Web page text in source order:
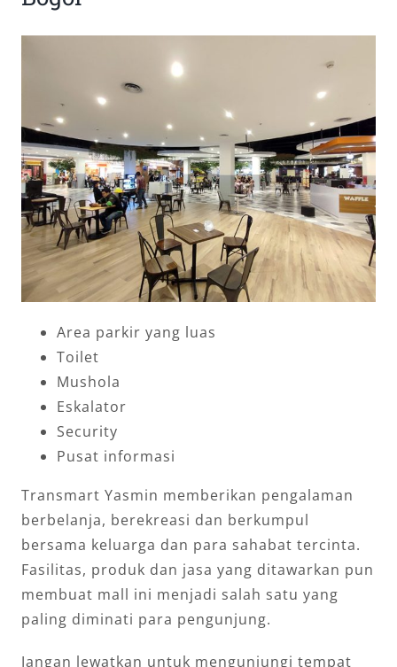
Area parkir yang luas
Toilet
Mushola
Eskalator
Security
Pusat informasi
Transmart Yasmin memberikan pengalaman
berbelanja, berekreasi dan berkumpul
bersama keluarga dan para sahabat tercinta.
Fasilitas, produk dan jasa yang ditawarkan pun
membuat mall ini menjadi salah satu yang
paling diminati para pengunjung.
Jangan lewatkan untuk mengunjungi tempat